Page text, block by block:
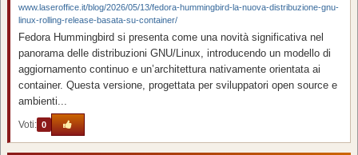
www.laseroffice.it/blog/2026/05/13/fedora-hummingbird-la-nuova-distribuzione-gnu-
linux-rolling-release-basata-su-container/
Fedora Hummingbird si presenta come una novità significativa nel
panorama delle distribuzioni GNU/Linux, introducendo un modello di
aggiornamento continuo e un’architettura nativamente orientata ai
container. Questa versione, progettata per sviluppatori open source e
ambienti...
Voti: 0